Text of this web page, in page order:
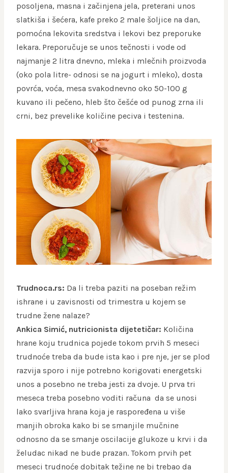
posoljena, masna i začinjena jela, preterani unos
slatkiša i šećera, kafe preko 2 male šoljice na dan,
pomoćna lekovita sredstva i lekovi bez preporuke
lekara. Preporučuje se unos tečnosti i vode od
najmanje 2 litra dnevno, mleka i mlečnih proizvoda
(oko pola litre- odnosi se na jogurt i mleko), dosta
povrća, voća, mesa svakodnevno oko 50-100 g
kuvano ili pečeno, hleb što češće od punog zrna ili
crni, bez prevelike količine peciva i testenina.
Trudnoca.rs: Da li treba paziti na poseban režim
ishrane i u zavisnosti od trimestra u kojem se
trudne žene nalaze?
Ankica Simić, nutricionista dijetetičar: Količina
hrane koju trudnica pojede tokom prvih 5 meseci
trudnoće treba da bude ista kao i pre nje, jer se plod
razvija sporo i nije potrebno korigovati energetski
unos a posebno ne treba jesti za dvoje. U prva tri
meseca treba posebno voditi računa da se unosi
lako svarljiva hrana koja je raspoređena u više
manjih obroka kako bi se smanjile mučnine
odnosno da se smanje oscilacije glukoze u krvi i da
želudac nikad ne bude prazan. Tokom prvih pet
meseci trudnoće dobitak težine ne bi trebao da